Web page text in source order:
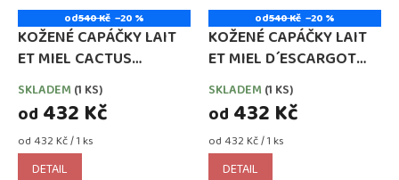
od540 Kč –20 %
KOŽENÉ CAPÁČKY LAIT
ET MIEL CACTUS
(KAKTUS)
SKLADEM (1 KS)
od 432 Kč
Měrná
cena:
od 432 Kč / 1 ks
DETAIL
od540 Kč –20 %
KOŽENÉ CAPÁČKY LAIT
ET MIEL D´ESCARGOT
(ŠNEK)
SKLADEM (1 KS)
od 432 Kč
Měrná
cena:
od 432 Kč / 1 ks
DETAIL